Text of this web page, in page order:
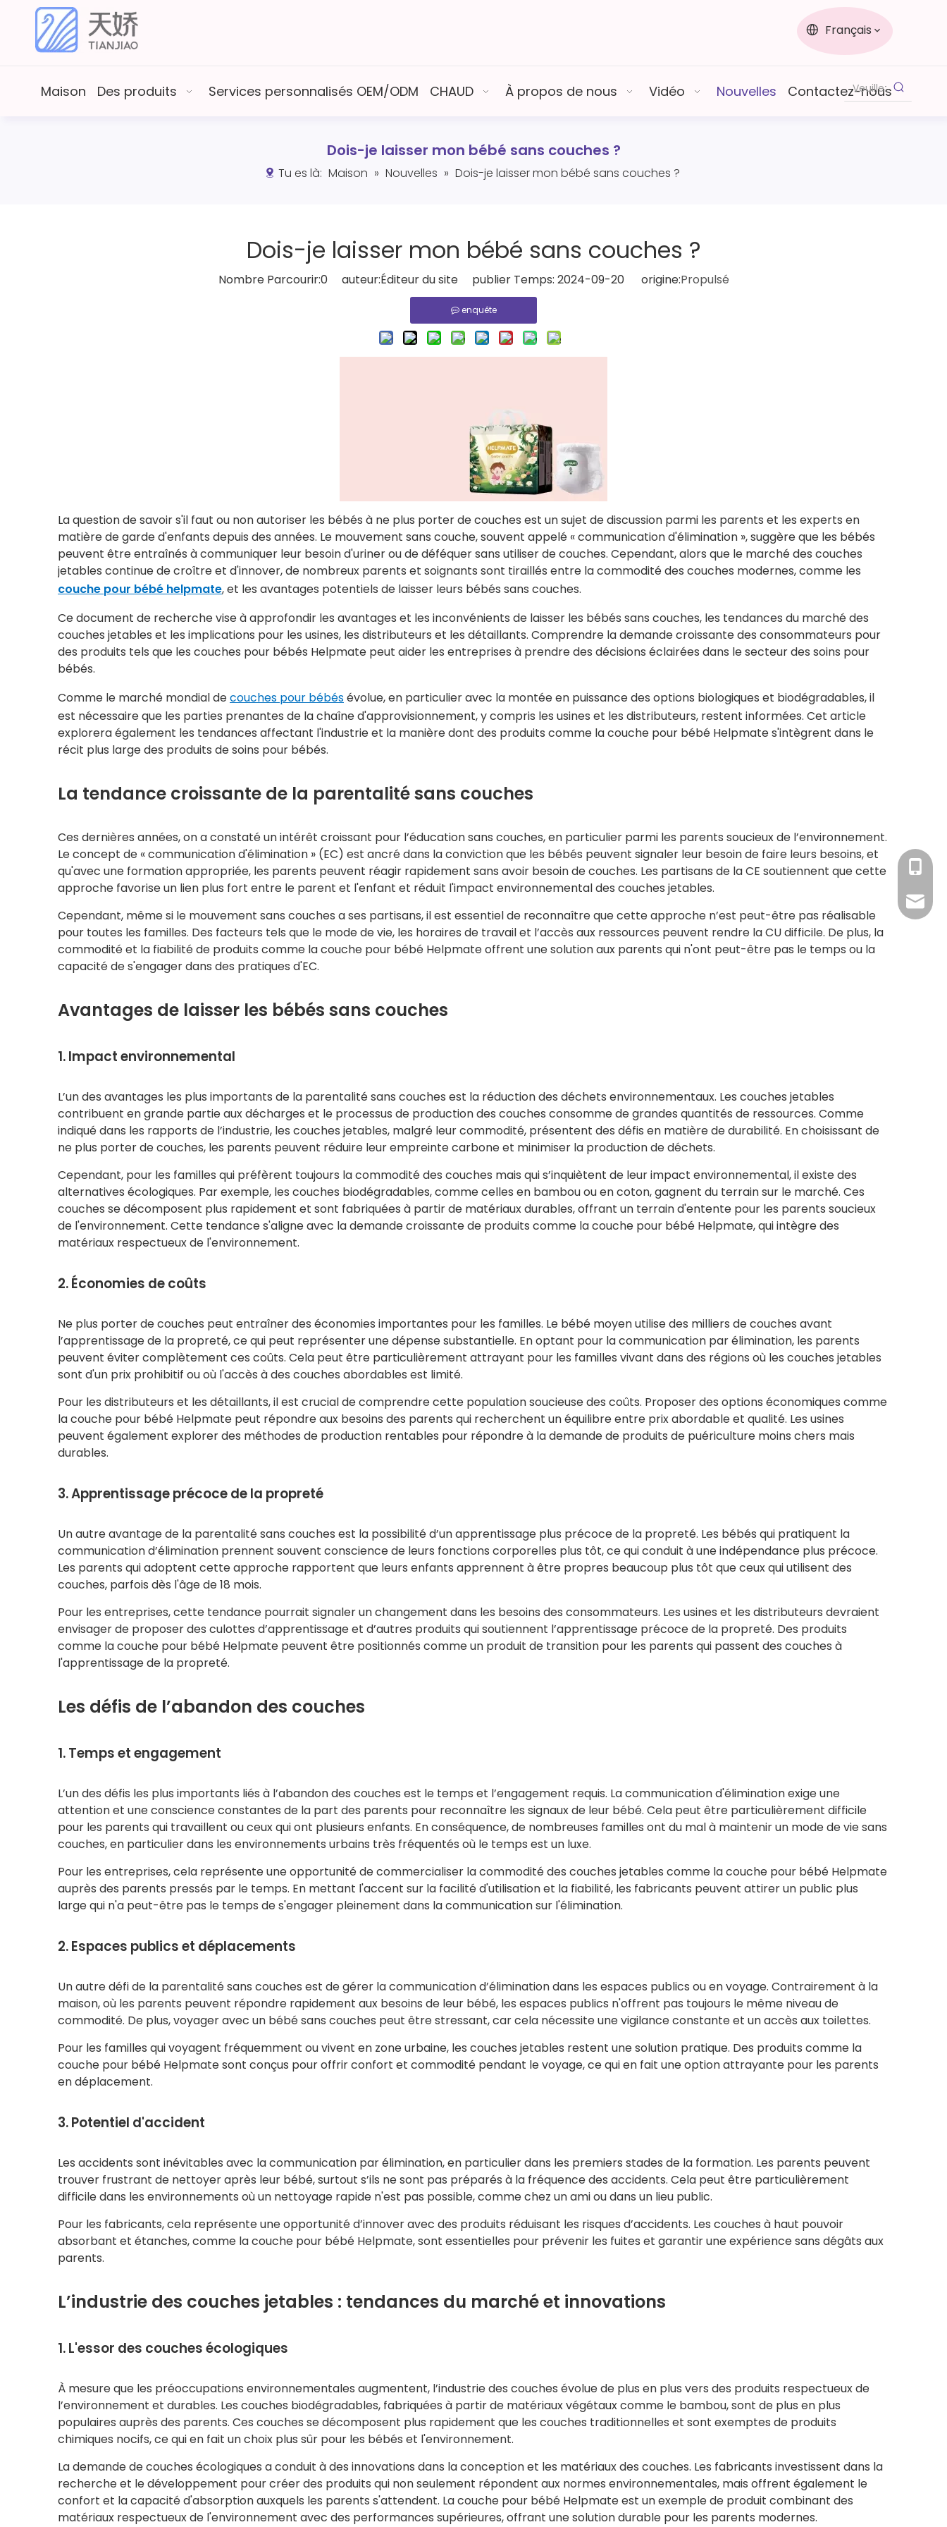
Français
Maison Des produits Services personnalisés OEM/ODM CHAUD À propos de nous Vidéo Nouvelles Contactez-nous
Dois-je laisser mon bébé sans couches ?
Tu es là: Maison » Nouvelles » Dois-je laisser mon bébé sans couches ?
Dois-je laisser mon bébé sans couches ?
Nombre Parcourir:0auteur:Éditeur du site publier Temps: 2024-09-20 origine:Propulsé
enquête
La question de savoir s'il faut ou non autoriser les bébés à ne plus porter de couches est un sujet de discussion parmi les parents et les experts en
matière de garde d'enfants depuis des années. Le mouvement sans couche, souvent appelé « communication d'élimination », suggère que les bébés
peuvent être entraînés à communiquer leur besoin d'uriner ou de déféquer sans utiliser de couches. Cependant, alors que le marché des couches
jetables continue de croître et d'innover, de nombreux parents et soignants sont tiraillés entre la commodité des couches modernes, comme les
couche pour bébé helpmate, et les avantages potentiels de laisser leurs bébés sans couches.
Ce document de recherche vise à approfondir les avantages et les inconvénients de laisser les bébés sans couches, les tendances du marché des
couches jetables et les implications pour les usines, les distributeurs et les détaillants. Comprendre la demande croissante des consommateurs pour
des produits tels que les couches pour bébés Helpmate peut aider les entreprises à prendre des décisions éclairées dans le secteur des soins pour
bébés.
Comme le marché mondial decouches pour bébésévolue, en particulier avec la montée en puissance des options biologiques et biodégradables, il
est nécessaire que les parties prenantes de la chaîne d'approvisionnement, y compris les usines et les distributeurs, restent informées. Cet article
explorera également les tendances affectant l'industrie et la manière dont des produits comme la couche pour bébé Helpmate s'intègrent dans le
récit plus large des produits de soins pour bébés.
La tendance croissante de la parentalité sans couches
Ces dernières années, on a constaté un intérêt croissant pour l’éducation sans couches, en particulier parmi les parents soucieux de l’environnement.
Le concept de « communication d'élimination » (EC) est ancré dans la conviction que les bébés peuvent signaler leur besoin de faire leurs besoins, et
qu'avec une formation appropriée, les parents peuvent réagir rapidement sans avoir besoin de couches. Les partisans de la CE soutiennent que cette
approche favorise un lien plus fort entre le parent et l'enfant et réduit l'impact environnemental des couches jetables.
Cependant, même si le mouvement sans couches a ses partisans, il est essentiel de reconnaître que cette approche n’est peut-être pas réalisable
pour toutes les familles. Des facteurs tels que le mode de vie, les horaires de travail et l’accès aux ressources peuvent rendre la CU difficile. De plus, la
commodité et la fiabilité de produits comme la couche pour bébé Helpmate offrent une solution aux parents qui n'ont peut-être pas le temps ou la
capacité de s'engager dans des pratiques d'EC.
Avantages de laisser les bébés sans couches
1. Impact environnemental
L’un des avantages les plus importants de la parentalité sans couches est la réduction des déchets environnementaux. Les couches jetables
contribuent en grande partie aux décharges et le processus de production des couches consomme de grandes quantités de ressources. Comme
indiqué dans les rapports de l’industrie, les couches jetables, malgré leur commodité, présentent des défis en matière de durabilité. En choisissant de
ne plus porter de couches, les parents peuvent réduire leur empreinte carbone et minimiser la production de déchets.
Cependant, pour les familles qui préfèrent toujours la commodité des couches mais qui s’inquiètent de leur impact environnemental, il existe des
alternatives écologiques. Par exemple, les couches biodégradables, comme celles en bambou ou en coton, gagnent du terrain sur le marché. Ces
couches se décomposent plus rapidement et sont fabriquées à partir de matériaux durables, offrant un terrain d'entente pour les parents soucieux
de l'environnement. Cette tendance s'aligne avec la demande croissante de produits comme la couche pour bébé Helpmate, qui intègre des
matériaux respectueux de l'environnement.
2. Économies de coûts
Ne plus porter de couches peut entraîner des économies importantes pour les familles. Le bébé moyen utilise des milliers de couches avant
l’apprentissage de la propreté, ce qui peut représenter une dépense substantielle. En optant pour la communication par élimination, les parents
peuvent éviter complètement ces coûts. Cela peut être particulièrement attrayant pour les familles vivant dans des régions où les couches jetables
sont d'un prix prohibitif ou où l'accès à des couches abordables est limité.
Pour les distributeurs et les détaillants, il est crucial de comprendre cette population soucieuse des coûts. Proposer des options économiques comme
la couche pour bébé Helpmate peut répondre aux besoins des parents qui recherchent un équilibre entre prix abordable et qualité. Les usines
peuvent également explorer des méthodes de production rentables pour répondre à la demande de produits de puériculture moins chers mais
durables.
3. Apprentissage précoce de la propreté
Un autre avantage de la parentalité sans couches est la possibilité d’un apprentissage plus précoce de la propreté. Les bébés qui pratiquent la
communication d’élimination prennent souvent conscience de leurs fonctions corporelles plus tôt, ce qui conduit à une indépendance plus précoce.
Les parents qui adoptent cette approche rapportent que leurs enfants apprennent à être propres beaucoup plus tôt que ceux qui utilisent des
couches, parfois dès l'âge de 18 mois.
Pour les entreprises, cette tendance pourrait signaler un changement dans les besoins des consommateurs. Les usines et les distributeurs devraient
envisager de proposer des culottes d’apprentissage et d’autres produits qui soutiennent l’apprentissage précoce de la propreté. Des produits
comme la couche pour bébé Helpmate peuvent être positionnés comme un produit de transition pour les parents qui passent des couches à
l'apprentissage de la propreté.
Les défis de l’abandon des couches
1. Temps et engagement
L’un des défis les plus importants liés à l’abandon des couches est le temps et l’engagement requis. La communication d'élimination exige une
attention et une conscience constantes de la part des parents pour reconnaître les signaux de leur bébé. Cela peut être particulièrement difficile
pour les parents qui travaillent ou ceux qui ont plusieurs enfants. En conséquence, de nombreuses familles ont du mal à maintenir un mode de vie sans
couches, en particulier dans les environnements urbains très fréquentés où le temps est un luxe.
Pour les entreprises, cela représente une opportunité de commercialiser la commodité des couches jetables comme la couche pour bébé Helpmate
auprès des parents pressés par le temps. En mettant l'accent sur la facilité d'utilisation et la fiabilité, les fabricants peuvent attirer un public plus
large qui n'a peut-être pas le temps de s'engager pleinement dans la communication sur l'élimination.
2. Espaces publics et déplacements
Un autre défi de la parentalité sans couches est de gérer la communication d’élimination dans les espaces publics ou en voyage. Contrairement à la
maison, où les parents peuvent répondre rapidement aux besoins de leur bébé, les espaces publics n'offrent pas toujours le même niveau de
commodité. De plus, voyager avec un bébé sans couches peut être stressant, car cela nécessite une vigilance constante et un accès aux toilettes.
Pour les familles qui voyagent fréquemment ou vivent en zone urbaine, les couches jetables restent une solution pratique. Des produits comme la
couche pour bébé Helpmate sont conçus pour offrir confort et commodité pendant le voyage, ce qui en fait une option attrayante pour les parents
en déplacement.
3. Potentiel d'accident
Les accidents sont inévitables avec la communication par élimination, en particulier dans les premiers stades de la formation. Les parents peuvent
trouver frustrant de nettoyer après leur bébé, surtout s’ils ne sont pas préparés à la fréquence des accidents. Cela peut être particulièrement
difficile dans les environnements où un nettoyage rapide n'est pas possible, comme chez un ami ou dans un lieu public.
Pour les fabricants, cela représente une opportunité d’innover avec des produits réduisant les risques d’accidents. Les couches à haut pouvoir
absorbant et étanches, comme la couche pour bébé Helpmate, sont essentielles pour prévenir les fuites et garantir une expérience sans dégâts aux
parents.
L’industrie des couches jetables : tendances du marché et innovations
1. L'essor des couches écologiques
À mesure que les préoccupations environnementales augmentent, l’industrie des couches évolue de plus en plus vers des produits respectueux de
l’environnement et durables. Les couches biodégradables, fabriquées à partir de matériaux végétaux comme le bambou, sont de plus en plus
populaires auprès des parents. Ces couches se décomposent plus rapidement que les couches traditionnelles et sont exemptes de produits
chimiques nocifs, ce qui en fait un choix plus sûr pour les bébés et l'environnement.
La demande de couches écologiques a conduit à des innovations dans la conception et les matériaux des couches. Les fabricants investissent dans la
recherche et le développement pour créer des produits qui non seulement répondent aux normes environnementales, mais offrent également le
confort et la capacité d'absorption auxquels les parents s'attendent. La couche pour bébé Helpmate est un exemple de produit combinant des
matériaux respectueux de l'environnement avec des performances supérieures, offrant une solution durable pour les parents modernes.
+86-